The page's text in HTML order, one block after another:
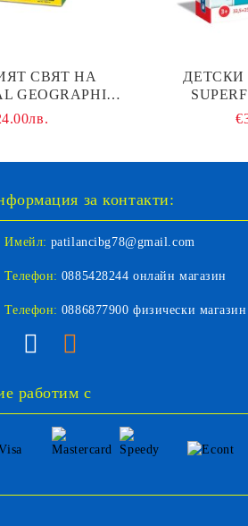
СВЯТ НА
GEOGRAPHIC
DS0972H
ДЕТСКИ
за контакти:
Имейл: patilancibg78@gmail.com
Телефон: 0885428244 онлайн магазин
Телефон: 0886877900 физически магазин
работим с